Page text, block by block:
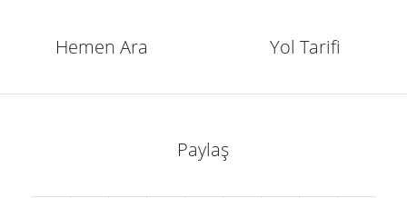
Hemen Ara Yol Tarifi
Paylaş